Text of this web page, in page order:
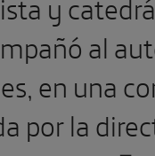
al
en una
por la